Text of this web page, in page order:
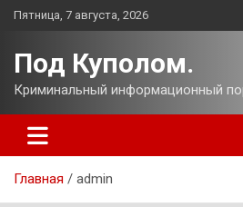
Перейти
Пятница, 7 августа, 2026
Под Куполом.
Криминальный информационный
Главная admin